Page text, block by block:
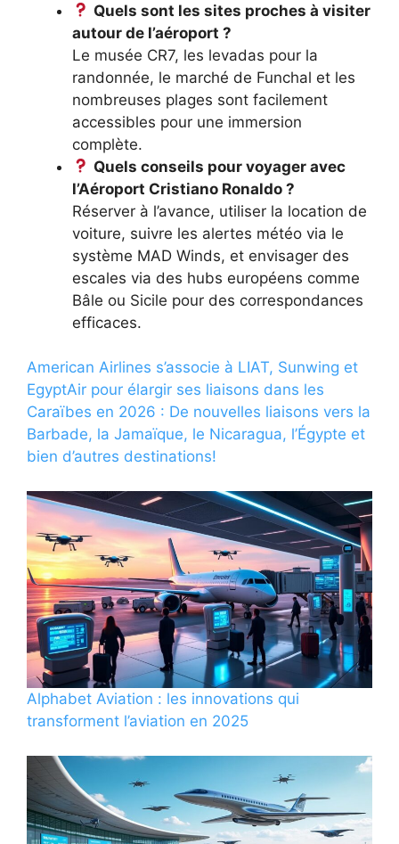
Quels sont les sites proches à visiter
autour de l’aéroport ?
Le musée CR7, les levadas pour la
randonnée, le marché de Funchal et les
nombreuses plages sont facilement
accessibles pour une immersion
complète.
Quels conseils pour voyager avec
l’Aéroport Cristiano Ronaldo ?
Réserver à l’avance, utiliser la location de
voiture, suivre les alertes météo via le
système MAD Winds, et envisager des
escales via des hubs européens comme
Bâle ou Sicile pour des correspondances
efficaces.
American Airlines s’associe à LIAT, Sunwing et
EgyptAir pour élargir ses liaisons dans les
Caraïbes en 2026 : De nouvelles liaisons vers la
Barbade, la Jamaïque, le Nicaragua, l’Égypte et
bien d’autres destinations!
Alphabet Aviation : les innovations qui
transforment l’aviation en 2025